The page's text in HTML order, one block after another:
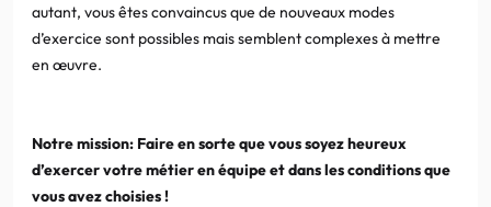
autant, vous êtes convaincus que de nouveaux modes
d’exercice sont possibles mais semblent complexes à mettre
en œuvre.
Notre mission: Faire en sorte que vous soyez heureux
d’exercer votre métier en équipe et dans les conditions que
vous avez choisies !